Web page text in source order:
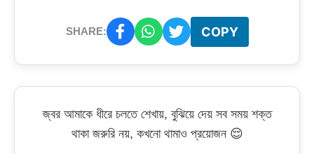
SHARE: COPY
জ্বর আমাকে ধীরে চলতে শেখায়, বুঝিয়ে দেয় সব সময় শক্ত
থাকা জরুরি নয়, কখনো থামাও প্রয়োজন 😌